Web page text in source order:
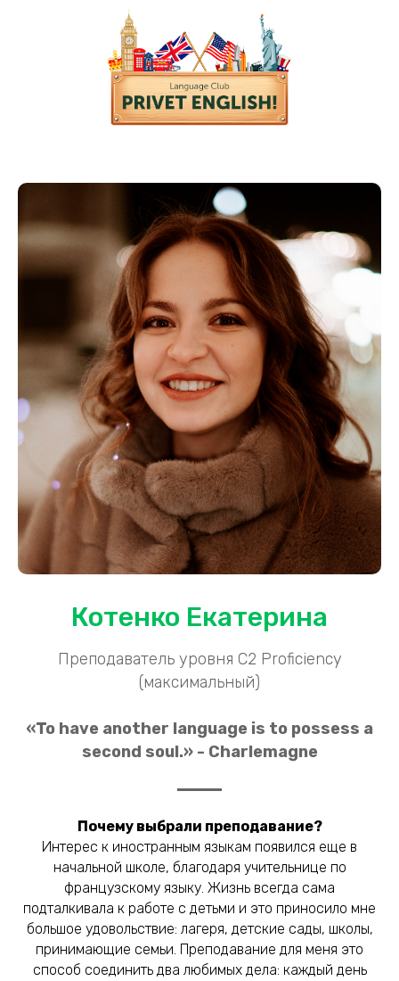
Котенко Екатерина
Преподаватель уровня С2 Proficiency
(максимальный)
«To have another language is to possess a
second soul.» - Charlemagne
Почему выбрали преподавание?
Интерес к иностранным языкам появился еще в
начальной школе, благодаря учительнице по
французскому языку. Жизнь всегда сама
подталкивала к работе с детьми и это приносило мне
большое удовольствие: лагеря, детские сады, школы,
принимающие семьи. Преподавание для меня это
способ соединить два любимых дела: каждый день